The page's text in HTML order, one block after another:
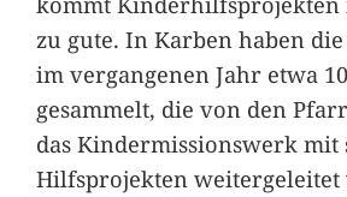
zu gute. In Karben haben
im vergangenen Jahr etwa
gesammelt, die von den
das Kindermissionswerk mit
Hilfsprojekten weitergeleitet